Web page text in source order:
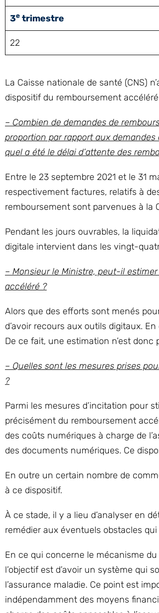
3e trimestre
22
La Caisse nationale de santé (CNS)
dispositif du remboursement
– Combien de demandes de
proportion par rapport aux
quel a été le délai d’attente des
Entre le 23 septembre 2021 et le 31
respectivement factures, relatifs à
remboursement sont parvenues à la
Pendant les jours ouvrables, la
digitale intervient dans les vingt-
– Monsieur le Ministre, peut-il
accéléré ?
Alors que des efforts sont menés
d’avoir recours aux outils digitaux.
De ce fait, une estimation n’est donc
– Quelles sont les mesures prises
?
Parmi les mesures d’incitation pour
précisément du remboursement
des coûts numériques à charge de
des documents numériques. Ce
En outre un certain nombre de
à ce dispositif.
À ce stade, il y a lieu d’analyser en
remédier aux éventuels obstacles
En ce qui concerne le mécanisme
l’objectif est d’avoir un système qui
l’assurance maladie. Ce point est
indépendamment des moyens